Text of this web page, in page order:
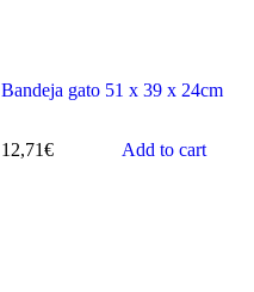
Bandeja gato 51 x 39 x 24cm
12,71€ Add to cart